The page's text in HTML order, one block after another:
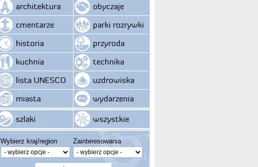
architektura
cmentarze
historia
kuchnia
lista UNESCO
miasta
szlaki
obyczaje
parki rozrywki
przyroda
technika
uzdrowiska
wydarzenia
wszystkie
Wybierz kraj/region Zainteresowania